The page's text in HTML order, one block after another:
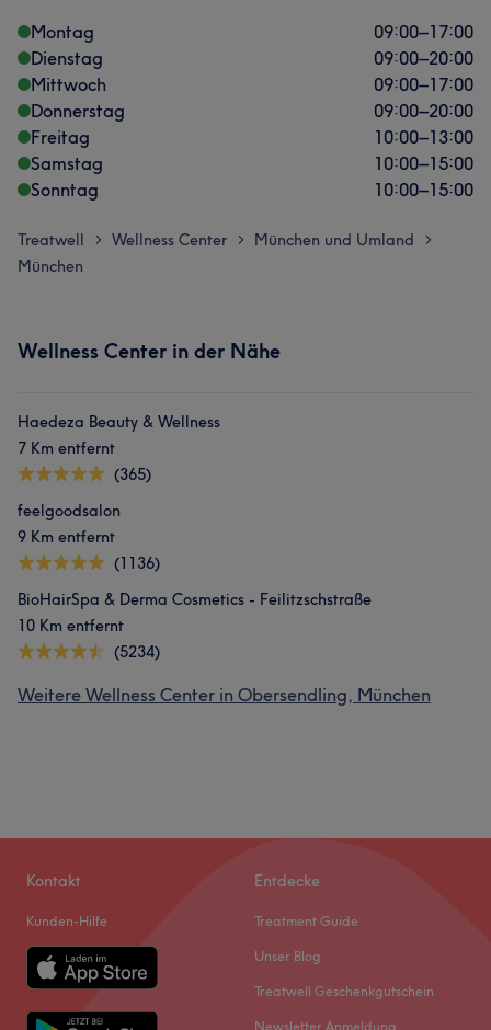
Montag
09:00–17:00
Dienstag
09:00–20:00
Mittwoch
09:00–17:00
Donnerstag
09:00–20:00
Freitag
10:00–13:00
Samstag
10:00–15:00
Sonntag
10:00–15:00
Treatwell > Wellness Center > München und Umland >
München
Wellness Center in der Nähe
Haedeza Beauty & Wellness
7 Km entfernt
(365)
feelgoodsalon
9 Km entfernt
(1136)
BioHairSpa & Derma Cosmetics - Feilitzschstraße
10 Km entfernt
(5234)
Weitere Wellness Center in Obersendling, München
Kontakt
Kunden-Hilfe
Entdecke
Treatment Guide
Unser Blog
Treatwell Geschenkgutschein
Newsletter Anmeldung